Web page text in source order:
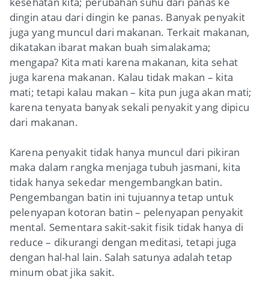
dingin atau dari dingin ke panas. Banyak penyakit
juga yang muncul dari makanan. Terkait makanan,
dikatakan ibarat makan buah simalakama;
mengapa? Kita mati karena makanan, kita sehat
juga karena makanan. Kalau tidak makan – kita
mati; tetapi kalau makan – kita pun juga akan mati;
karena tenyata banyak sekali penyakit yang dipicu
dari makanan.
Karena penyakit tidak hanya muncul dari pikiran
maka dalam rangka menjaga tubuh jasmani, kita
tidak hanya sekedar mengembangkan batin.
Pengembangan batin ini tujuannya tetap untuk
pelenyapan kotoran batin – pelenyapan penyakit
mental. Sementara sakit-sakit fisik tidak hanya di
reduce – dikurangi dengan meditasi, tetapi juga
dengan hal-hal lain. Salah satunya adalah tetap
minum obat jika sakit.